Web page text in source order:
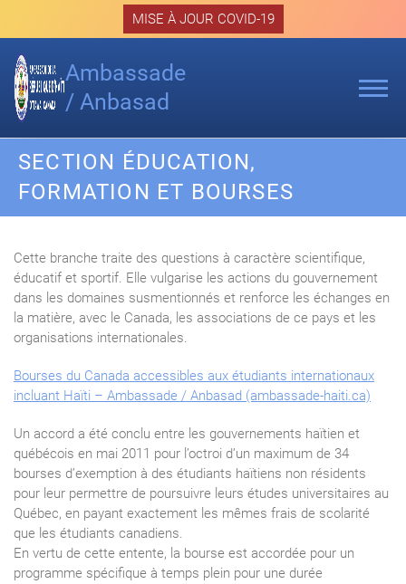
MISE À JOUR COVID-19
Ambassade
/ Anbasad
SECTION ÉDUCATION,
FORMATION ET BOURSES
Cette branche traite des questions à caractère scientifique,
éducatif et sportif. Elle vulgarise les actions du gouvernement
dans les domaines susmentionnés et renforce les échanges en
la matière, avec le Canada, les associations de ce pays et les
organisations internationales.
Bourses du Canada accessibles aux étudiants internationaux
incluant Haïti – Ambassade / Anbasad (ambassade-haiti.ca)
Un accord a été conclu entre les gouvernements haïtien et
québécois en mai 2011 pour l’octroi d’un maximum de 34
bourses d’exemption à des étudiants haïtiens non résidents
pour leur permettre de poursuivre leurs études universitaires au
Québec, en payant exactement les mêmes frais de scolarité
que les étudiants canadiens.
En vertu de cette entente, la bourse est accordée pour un
programme spécifique à temps plein pour une durée